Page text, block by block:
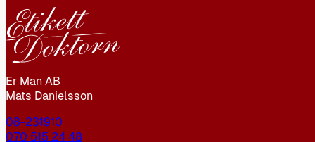
Er Man AB
Mats Danielsson
08-231910
070 515 24 48